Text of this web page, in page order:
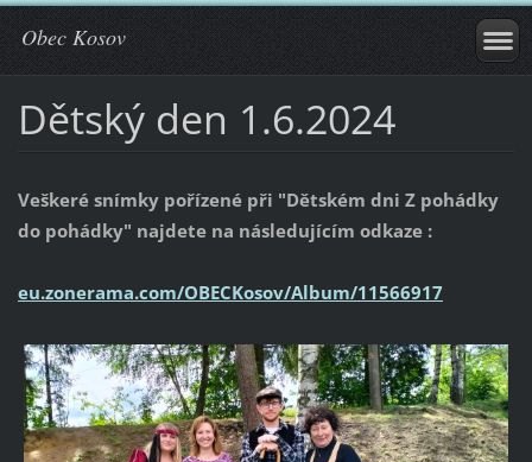
Obec Kosov
Dětský den 1.6.2024
Veškeré snímky pořízené při "Dětském dni Z pohádky
do pohádky" najdete na následujícím odkaze :
eu.zonerama.com/OBECKosov/Album/11566917